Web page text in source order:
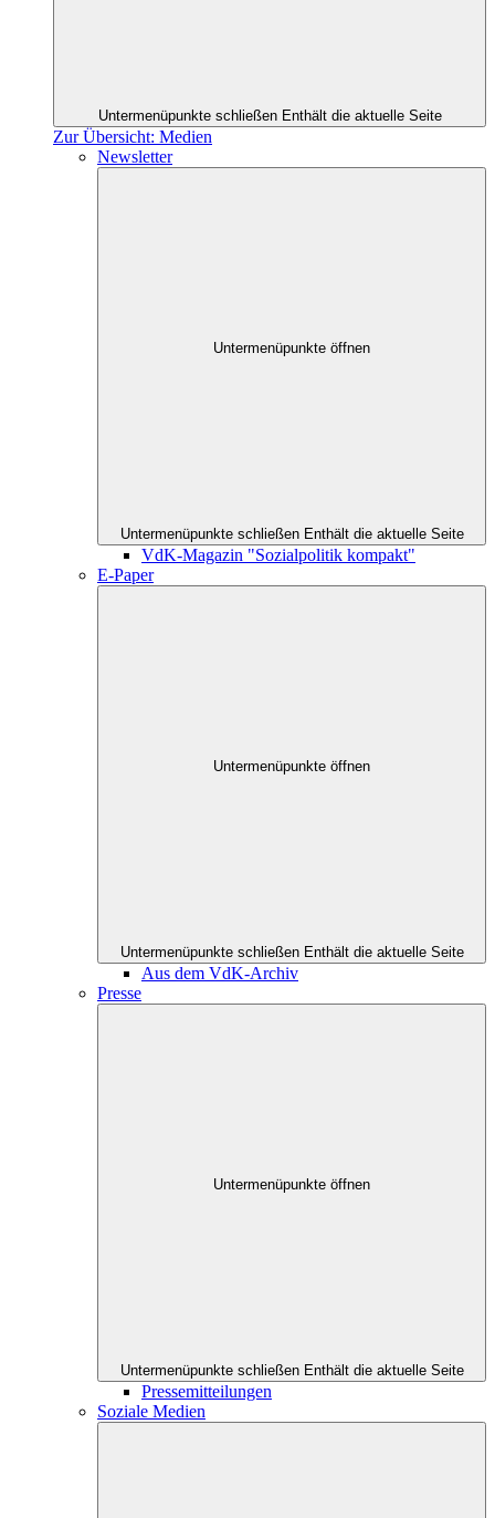
Untermenüpunkte schließen Enthält die aktuelle Seite
Zur Übersicht: Medien
Newsletter
Untermenüpunkte öffnen
Untermenüpunkte schließen Enthält die aktuelle Seite
VdK-Magazin "Sozialpolitik kompakt"
E-Paper
Untermenüpunkte öffnen
Untermenüpunkte schließen Enthält die aktuelle Seite
Aus dem VdK-Archiv
Presse
Untermenüpunkte öffnen
Untermenüpunkte schließen Enthält die aktuelle Seite
Pressemitteilungen
Soziale Medien